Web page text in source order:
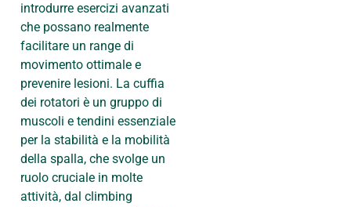
introdurre esercizi avanzati
che possano realmente
facilitare un range di
movimento ottimale e
prevenire lesioni. La cuffia
dei rotatori è un gruppo di
muscoli e tendini essenziale
per la stabilità e la mobilità
della spalla, che svolge un
ruolo cruciale in molte
attività, dal climbing